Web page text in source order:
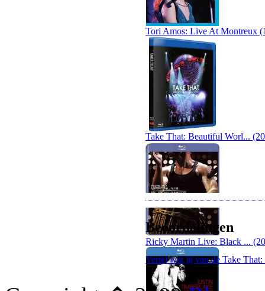
Tori Amos: Live At Montreux
Take That: Beautiful Worl...
Ricky Martin Live: Black ...
Beoordelingen
Vertel wat jij van de Take